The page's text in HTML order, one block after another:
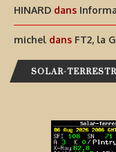
HINARD dans
michel dans FT2, la
SOLAR-